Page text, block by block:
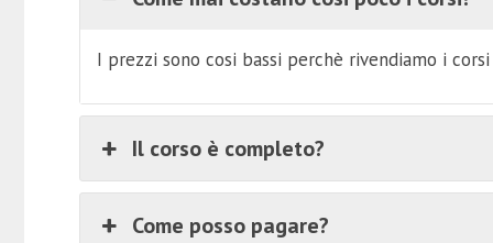
I prezzi sono cosi bassi perchè rivendiamo i
Il corso è completo?
Come posso pagare?